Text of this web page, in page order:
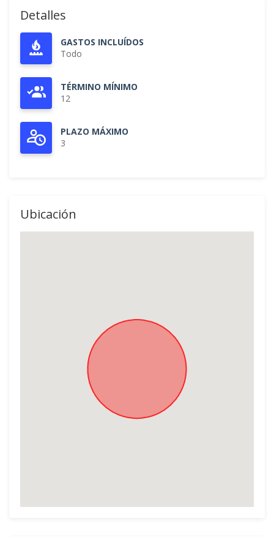
Detalles
GASTOS INCLUÍDOS
Todo
TÉRMINO MÍNIMO
12
PLAZO MÁXIMO
3
Ubicación